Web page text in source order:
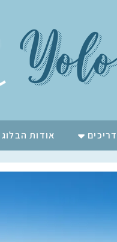
אודות הבלוג